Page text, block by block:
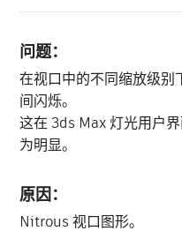
问题：
在视口中的不同缩放级
间闪烁。
这在 3ds Max 灯光用户
为明显。
原因：
Nitrous 视口图形。